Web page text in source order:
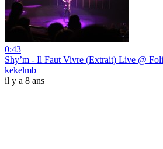
0:43
Shy’m - Il Faut Vivre (Extrait) Live @
kekelmb
il y a 8 ans